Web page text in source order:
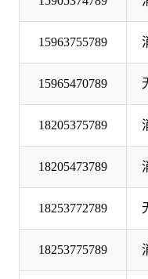
15963755789
15965470789
18205375789
18205473789
18253772789
18253775789